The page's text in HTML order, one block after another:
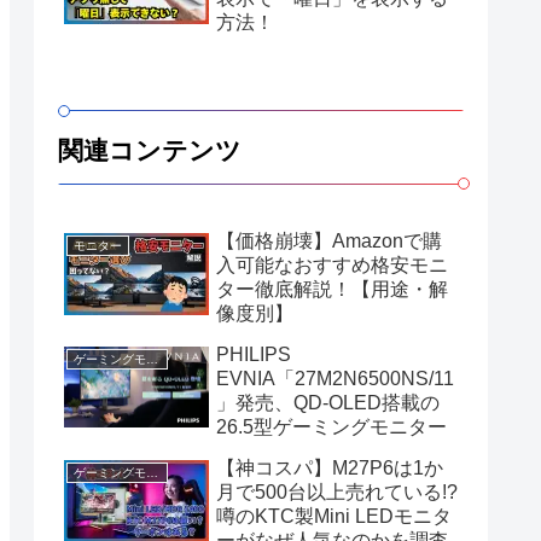
方法！
関連コンテンツ
モニター
【価格崩壊】Amazonで購
入可能なおすすめ格安モニ
ター徹底解説！【用途・解
像度別】
ゲーミングモニター
PHILIPS
EVNIA「27M2N6500NS/11
」発売、QD-OLED搭載の
26.5型ゲーミングモニター
【神コスパ】M27P6は1か
月で500台以上売れている!?
噂のKTC製Mini LEDモニタ